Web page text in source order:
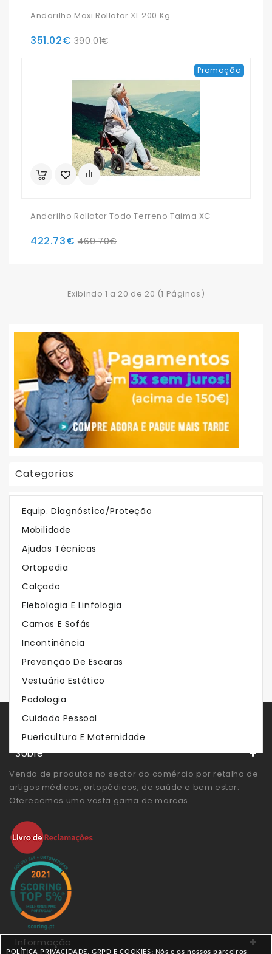
Andarilho Maxi Rollator XL 200 Kg
351.02€ 390.01€
Promoção
Andarilho Rollator Todo Terreno Taima XC
422.73€ 469.70€
Exibindo 1 a 20 de 20 (1 Páginas)
Categorias
Equip. Diagnóstico/Proteção
Mobilidade
Ajudas Técnicas
Ortopedia
Calçado
Flebologia E Linfologia
Camas E Sofás
Incontinência
Prevenção De Escaras
Vestuário Estético
Podologia
Cuidado Pessoal
Puericultura E Maternidade
Em Destaque
Os Mais Vendidos
Sobre
Venda de produtos no sector do comércio por retalho de
artigos médicos, ortopédicos, de saúde e bem estar.
Oferecemos uma vasta gama de marcas.
Informação
POLÍTICA PRIVACIDADE, GRPD E COOKIES: Nós e os nossos parceiros